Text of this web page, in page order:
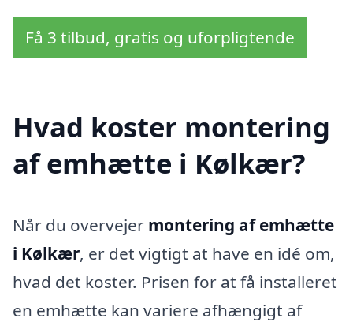
Få 3 tilbud, gratis og uforpligtende
Hvad koster montering
af emhætte i Kølkær?
Når du overvejer montering af emhætte
i Kølkær, er det vigtigt at have en idé om,
hvad det koster. Prisen for at få installeret
en emhætte kan variere afhængigt af